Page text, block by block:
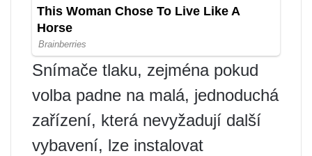
Snímače tlaku, zejména pokud
volba padne na malá, jednoduchá
zařízení, která nevyžadují další
vybavení, lze instalovat